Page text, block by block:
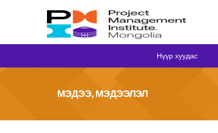
Нүүр хуудас
МЭДЭЭ, МЭДЭЭЛЭЛ